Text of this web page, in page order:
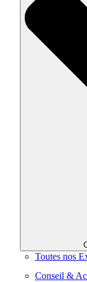
Toutes nos
Conseil &